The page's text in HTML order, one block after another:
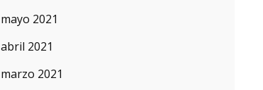
mayo 2021
abril 2021
marzo 2021